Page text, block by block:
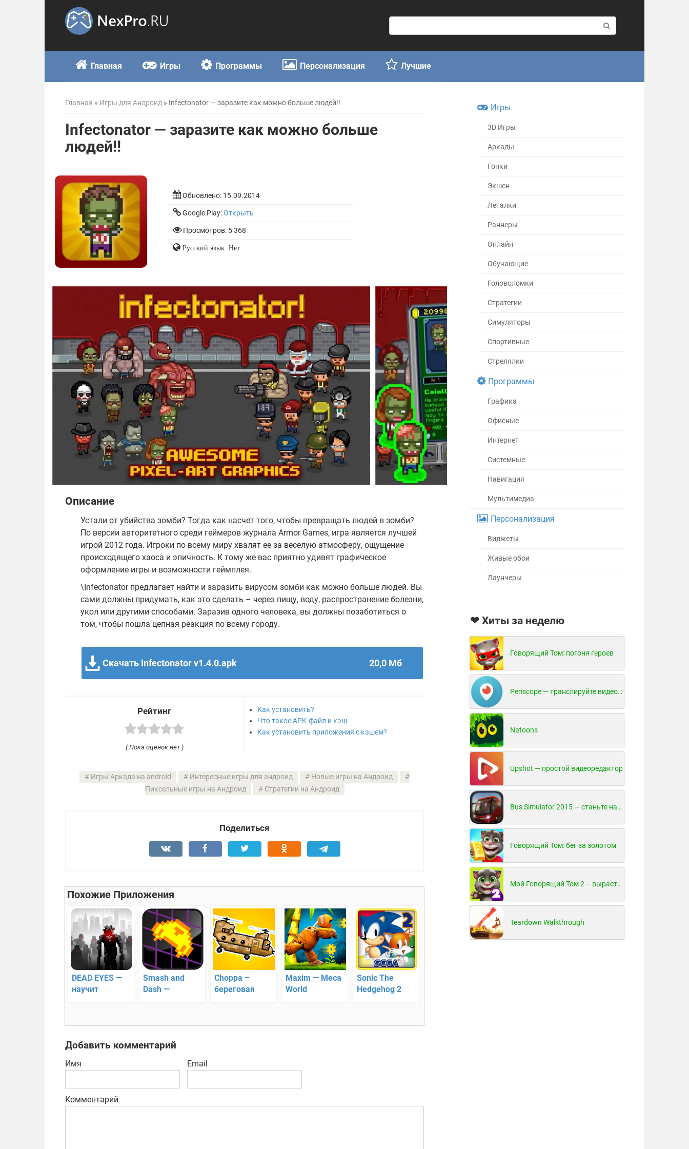
о
с
к
:
Главная Игры Программы Персонализация Лучшие
Главная » Игры для Андроид » Infectonator — заразите как можно больше людей!!
Infectonator — заразите как можно больше
людей!!
Обновлено: 15.09.2014
Google Play:Открыть
Просмотров: 5 368
Русский язык: Нет
Описание
Устали от убийства зомби? Тогда как насчет того, чтобы превращать людей в зомби?
По версии авторитетного среди геймеров журнала Armor Games, игра является лучшей
игрой 2012 года. Игроки по всему миру хвалят ее за веселую атмосферу, ощущение
происходящего хаоса и эпичность. К тому же вас приятно удивят графическое
оформление игры и возможности геймплея.
\Infectonator предлагает найти и заразить вирусом зомби как можно больше людей. Вы
сами должны придумать, как это сделать – через пищу, воду, распространение болезни,
укол или другими способами. Заразив одного человека, вы должны позаботиться о
том, чтобы пошла цепная реакция по всему городу.
Скачать Infectonator v1.4.0.apk 20,0 Мб
Рейтинг
( Пока оценок нет )
Как установить?
Что такое APK-файл и кэш
Как установить приложения с кэшем?
Игры Аркада на android Интересные игры для андроид
Новые игры на Андроид
Пиксельные игры на Андроид
Стратегии на Андроид
Поделиться
Похожие Приложения
DEAD EYES —
научит
Smash and
Dash —
Choppa –
береговая
Maxim — Meca
World
Sonic The
Hedgehog 2
Добавить комментарий
Имя Email
Комментарий
Игры
3D Игры
Аркады
Гонки
Экшен
Леталки
Раннеры
Онлайн
Обучающие
Головоломки
Стратегии
Симуляторы
Спортивные
Стрелялки
Программы
Графика
Офисные
Интернет
Системные
Навигация
Мультимедиа
Персонализация
Виджеты
Живые обои
Лаунчеры
❤ Хиты за неделю
Говорящий Том: погоня героев
Periscope — транслируйте видео в реальном времени!
Natoons
Upshot — простой видеоредактор
Bus Simulator 2015 — станьте настоящим водителем автобуса!
Говорящий Том: бег за золотом
Мой Говорящий Том 2 – вырасти и воспитай своего котенка
Teardown Walkthrough